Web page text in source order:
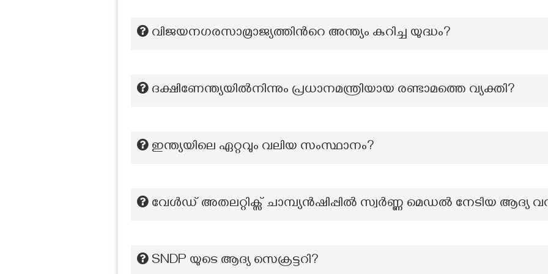
വിജയനഗരസാമ്രാജ്യത്തിൻറെ അന്ത്യം കുറിച്ച യുദ്ധം?
ദക്ഷിണേന്ത്യയിൽനിന്നും പ്രധാനമന്ത്രിയായ രണ്ടാമത്തെ വ്യക്തി?
ഇന്ത്യയിലെ ഏറ്റവും വലിയ സംസ്ഥാനം?
വേള്‍ഡ് അതലറ്റിക്സ് ചാമ്പ്യന്‍ഷിപ്പില്‍ സ്വര്‍ണ്ണ മെഡല്‍ നേടിയ ആദ്യ
SNDP യുടെ ആദ്യ സെക്രട്ടറി?